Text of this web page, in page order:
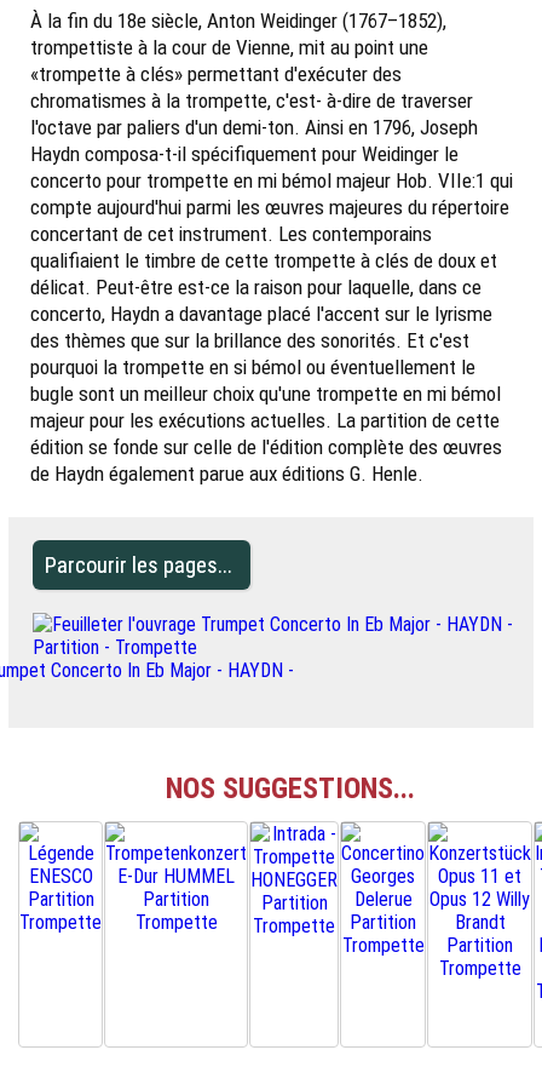
À la fin du 18e siècle, Anton Weidinger (1767–1852),
trompettiste à la cour de Vienne, mit au point une
«trompette à clés» permettant d'exécuter des
chromatismes à la trompette, c'est- à-dire de traverser
l'octave par paliers d'un demi-ton. Ainsi en 1796, Joseph
Haydn composa-t-il spécifiquement pour Weidinger le
concerto pour trompette en mi bémol majeur Hob. VIIe:1 qui
compte aujourd'hui parmi les œuvres majeures du répertoire
concertant de cet instrument. Les contemporains
qualifiaient le timbre de cette trompette à clés de doux et
délicat. Peut-être est-ce la raison pour laquelle, dans ce
concerto, Haydn a davantage placé l'accent sur le lyrisme
des thèmes que sur la brillance des sonorités. Et c'est
pourquoi la trompette en si bémol ou éventuellement le
bugle sont un meilleur choix qu'une trompette en mi bémol
majeur pour les exécutions actuelles. La partition de cette
édition se fonde sur celle de l'édition complète des œuvres
de Haydn également parue aux éditions G. Henle.
Parcourir les pages...
NOS SUGGESTIONS...